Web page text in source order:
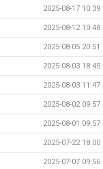
2025-08-17 10:39
2025-08-12 10:48
2025-08-05 20:51
2025-08-03 18:45
2025-08-03 11:47
2025-08-02 09:57
2025-08-01 09:57
2025-07-22 18:00
2025-07-07 09:56